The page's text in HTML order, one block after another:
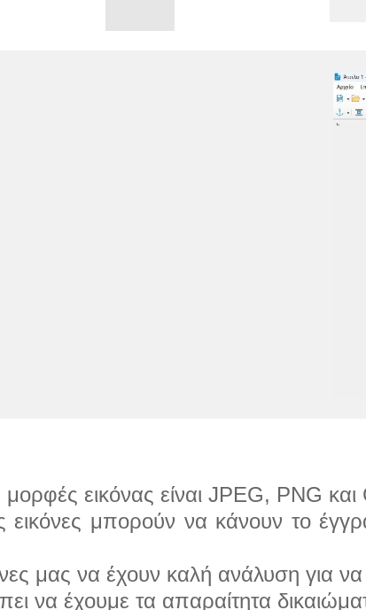
μορφές εικόνας είναι JPEG, PNG και
εικόνες μπορούν να κάνουν το
μας να έχουν καλή ανάλυση για
να έχουμε τα απαραίτητα